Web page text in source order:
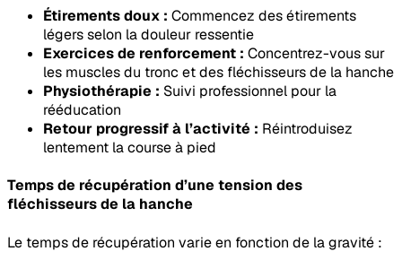
Étirements doux : Commencez des étirements
légers selon la douleur ressentie
Exercices de renforcement : Concentrez-vous sur
les muscles du tronc et des fléchisseurs de la hanche
Physiothérapie : Suivi professionnel pour la
rééducation
Retour progressif à l’activité : Réintroduisez
lentement la course à pied
Temps de récupération d’une tension des
fléchisseurs de la hanche
Le temps de récupération varie en fonction de la gravité :